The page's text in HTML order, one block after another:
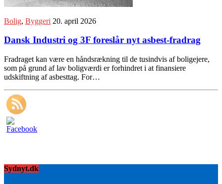
Bolig, Byggeri 20. april 2026
Dansk Industri og 3F foreslår nyt asbest-fradrag
Fradraget kan være en håndsrækning til de tusindvis af boligejere,
som på grund af lav boligværdi er forhindret i at finansiere
udskiftning af asbesttag. For…
Sydnyt.dk